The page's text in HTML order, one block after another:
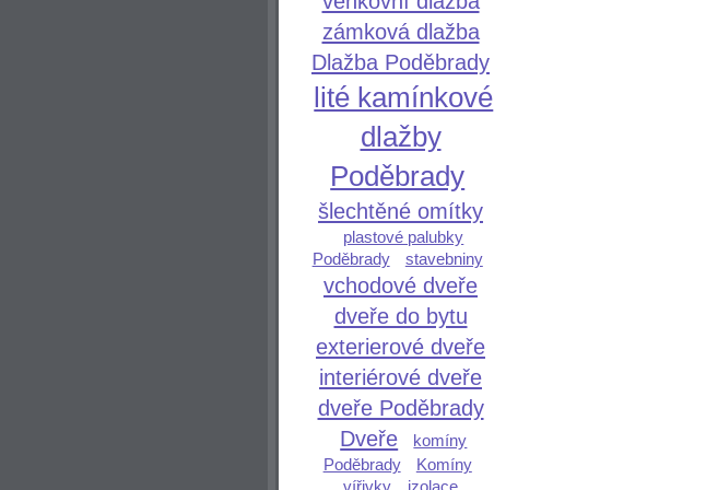
zámková dlažba
Dlažba Poděbrady
lité kamínkové
dlažby
Poděbrady
šlechtěné omítky
plastové palubky
Poděbrady
stavebniny
vchodové dveře
dveře do bytu
exterierové dveře
interiérové dveře
dveře Poděbrady
Dveře
komíny
Poděbrady
Komíny
vířivky
izolace